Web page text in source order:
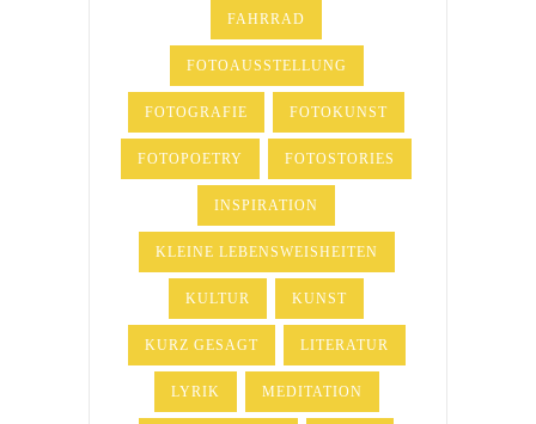
FAHRRAD
FOTOAUSSTELLUNG
FOTOGRAFIE FOTOKUNST
FOTOPOETRY FOTOSTORIES
INSPIRATION
KLEINE LEBENSWEISHEITEN
KULTUR KUNST
KURZ GESAGT LITERATUR
LYRIK MEDITATION